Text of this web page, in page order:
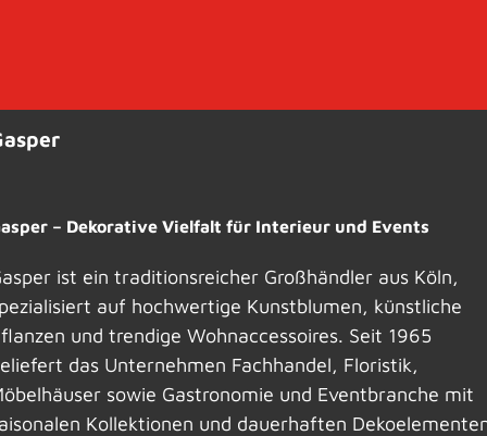
– Dekorative Vielfalt für Interieur und Events
ist ein traditionsreicher Großhändler aus Köln,
auf hochwertige Kunstblumen, künstliche
und trendige Wohnaccessoires. Seit 1965
das Unternehmen Fachhandel, Floristik,
sowie Gastronomie und Eventbranche mit
Kollektionen und dauerhaften